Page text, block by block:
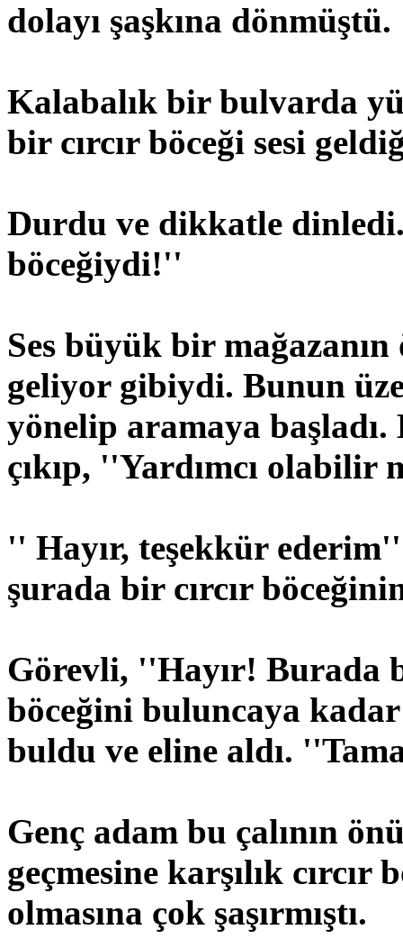
dolayı şaşkına dönmüştü.
Kalabalık bir bulvarda
bir cırcır böceği sesi
Durdu ve dikkatle
böceğiydi!''
Ses büyük bir
geliyor gibiydi. Bunun
yönelip aramaya başladı.
çıkıp, ''Yardımcı
'' Hayır, teşekkür
şurada bir cırcır
Görevli, ''Hayır! Burada
böceğini buluncaya
buldu ve eline aldı.
Genç adam bu çalının
geçmesine karşılık
olmasına çok şaşırmıştı.